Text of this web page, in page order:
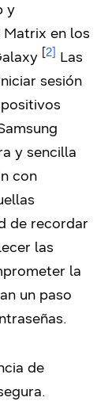
y
en los
[2] Las
sesión
y sencilla
con
de recordar
las
la
un paso
de